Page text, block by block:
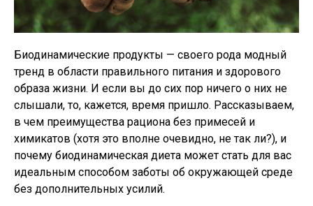
Биодинамические продукты — своего рода модный
тренд в области правильного питания и здорового
образа жизни. И если вы до сих пор ничего о них не
слышали, то, кажется, время пришло. Рассказываем,
в чем преимущества рациона без примесей и
химикатов (хотя это вполне очевидно, не так ли?), и
почему биодинамическая диета может стать для вас
идеальным способом заботы об окружающей среде
без дополнительных усилий.